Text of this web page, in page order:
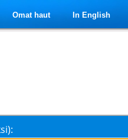
Omat haut In English